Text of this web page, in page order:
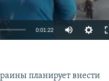
0:01:22
планирует внести